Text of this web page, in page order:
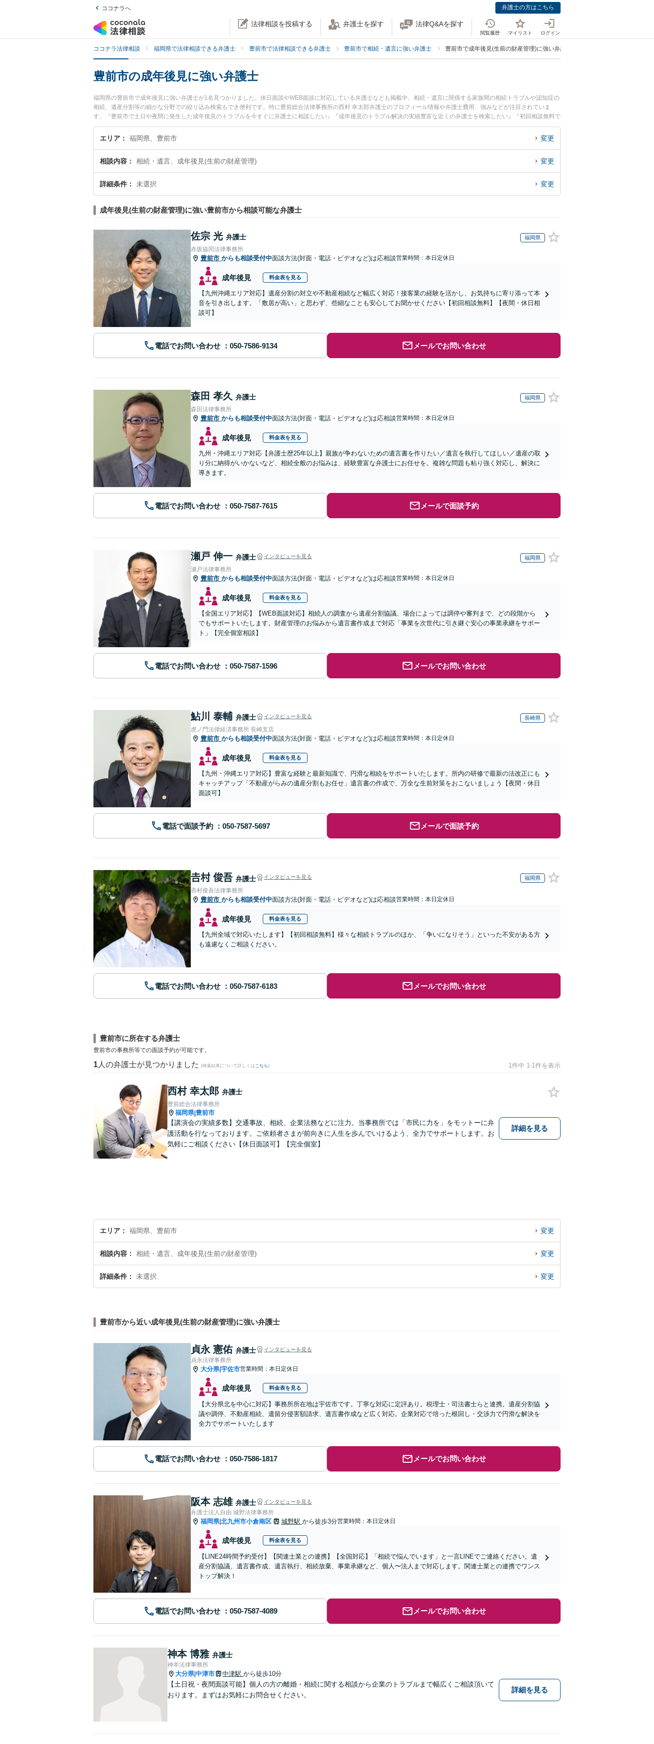
ココナラへ 弁護士の方はこちら
法律相談を投稿する 弁護士を探す 法律Q&Aを探す
閲覧履歴 マイリスト ログイン
ココナラ法律相談 福岡県で法律相談できる弁護士 豊前市で法律相談できる弁護士 豊前市で相続・遺言に強い弁護士 豊前市で成年後見(生前の財産管理)に強い弁護士
豊前市の成年後見に強い弁護士
福岡県の豊前市で成年後見に強い弁護士が1名見つかりました。休日面談やWEB面談に対応している弁護士なども掲載中。相続・遺言に関係する家族間の相続トラブルや認知症の
相続、遺産分割等の細かな分野での絞り込み検索もでき便利です。特に豊前総合法律事務所の西村 幸太郎弁護士のプロフィール情報や弁護士費用、強みなどが注目されていま
す。『豊前市で土日や夜間に発生した成年後見のトラブルを今すぐに弁護士に相談したい』『成年後見のトラブル解決の実績豊富な近くの弁護士を検索したい』『初回相談無料で
成年後見を法律相談できる豊前市内の弁護士に相談予約したい』などでお困りの相談者さんにおすすめです。
エリア 福岡県、豊前市 変更
相談内容 相続・遺言、成年後見(生前の財産管理) 変更
詳細条件 未選択 変更
成年後見(生前の財産管理)に強い豊前市から相談可能な弁護士
佐宗 光 弁護士 福岡県
赤坂協同法律事務所
豊前市 からも相談受付中面談方法(対面・電話・ビデオなど)は応相談営業時間：本日定休日
成年後見 料金表を見る
【九州沖縄エリア対応】遺産分割の対立や不動産相続など幅広く対応！接客業の経験を活かし、お気持ちに寄り添って本
音を引き出します。「敷居が高い」と思わず、些細なことも安心してお聞かせください【初回相談無料】【夜間・休日相
談可】
電話でお問い合わせ メールでお問い合わせ
森田 孝久 弁護士 福岡県
森田法律事務所
豊前市 からも相談受付中面談方法(対面・電話・ビデオなど)は応相談営業時間：本日定休日
成年後見 料金表を見る
九州・沖縄エリア対応【弁護士歴25年以上】親族が争わないための遺言書を作りたい／遺言を執行してほしい／遺産の取
り分に納得がいかないなど、相続全般のお悩みは、経験豊富な弁護士にお任せを。複雑な問題も粘り強く対応し、解決に
導きます。
電話でお問い合わせ メールで面談予約
瀬戸 伸一 弁護士 インタビューを見る 福岡県
瀬戸法律事務所
豊前市 からも相談受付中面談方法(対面・電話・ビデオなど)は応相談営業時間：本日定休日
成年後見 料金表を見る
【全国エリア対応】【WEB面談対応】相続人の調査から遺産分割協議、場合によっては調停や審判まで、どの段階から
でもサポートいたします。財産管理のお悩みから遺言書作成まで対応「事業を次世代に引き継ぐ安心の事業承継をサポー
ト」【完全個室相談】
電話でお問い合わせ メールでお問い合わせ
鮎川 泰輔 弁護士 インタビューを見る 長崎県
虎ノ門法律経済事務所 長崎支店
豊前市 からも相談受付中面談方法(対面・電話・ビデオなど)は応相談営業時間：本日定休日
成年後見 料金表を見る
【九州・沖縄エリア対応】豊富な経験と最新知識で、円滑な相続をサポートいたします。所内の研修で最新の法改正にも
キャッチアップ「不動産がらみの遺産分割もお任せ」遺言書の作成で、万全な生前対策をおこないましょう【夜間・休日
面談可】
電話で面談予約 メールで面談予約
𠮷村 俊吾 弁護士 インタビューを見る 福岡県
𠮷村俊吾法律事務所
豊前市 からも相談受付中面談方法(対面・電話・ビデオなど)は応相談営業時間：本日定休日
成年後見 料金表を見る
【九州全域で対応いたします】【初回相談無料】様々な相続トラブルのほか、「争いになりそう」といった不安がある方
も遠慮なくご相談ください。
電話でお問い合わせ メールでお問い合わせ
豊前市に所在する弁護士
豊前市の事務所等での面談予約が可能です。
1 人の弁護士が見つかりました (検索結果について詳しくは こちら) 1件中 1-1件を表示
西村 幸太郎 弁護士
豊前総合法律事務所
福岡県|豊前市
【講演会の実績多数】交通事故、相続、企業法務などに注力。当事務所では「市民に力を」をモットーに弁
護活動を行なっております。ご依頼者さまが前向きに人生を歩んでいけるよう、全力でサポートします。お
気軽にご相談ください【休日面談可】【完全個室】
詳細を見る
エリア 福岡県、豊前市 変更
相談内容 相続・遺言、成年後見(生前の財産管理) 変更
詳細条件 未選択 変更
豊前市から近い成年後見(生前の財産管理)に強い弁護士
貞永 憲佑 弁護士 インタビューを見る
貞永法律事務所
大分県|宇佐市営業時間：本日定休日
成年後見 料金表を見る
【大分県北を中心に対応】事務所所在地は宇佐市です。丁寧な対応に定評あり。税理士・司法書士らと連携。遺産分割協
議や調停、不動産相続、遺留分侵害額請求、遺言書作成など広く対応。企業対応で培った根回し・交渉力で円滑な解決を
全力でサポートいたします
電話でお問い合わせ メールでお問い合わせ
阪本 志雄 弁護士 インタビューを見る
弁護士法人自由 城野法律事務所
福岡県|北九州市小倉南区 城野駅 から徒歩3分営業時間：本日定休日
成年後見 料金表を見る
【LINE24時間予約受付】【関連士業との連携】【全国対応】「相続で悩んでいます」と一言LINEでご連絡ください。遺
産分割協議、遺言書作成、遺言執行、相続放棄、事業承継など、個人〜法人まで対応します。関連士業との連携でワンス
トップ解決！
電話でお問い合わせ メールでお問い合わせ
神本 博雅 弁護士
神本法律事務所
大分県|中津市 中津駅 から徒歩10分
【土日祝・夜間面談可能】個人の方の離婚・相続に関する相談から企業のトラブルまで幅広くご相談頂いて
おります。まずはお気軽にお問合せください。
詳細を見る